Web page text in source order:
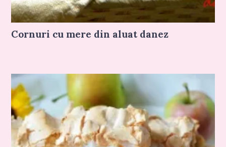
Cornuri cu mere din aluat danez